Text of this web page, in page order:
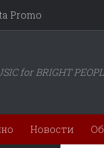
Promo
for BRIGHT
Новости